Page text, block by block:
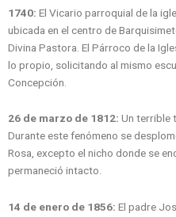
1740: El Vicario parroquial de la
ubicada en el centro de
Divina Pastora. El Párroco de la
lo propio, solicitando al mismo
Concepción.
26 de marzo de 1812: Un terrible
Durante este fenómeno se
Rosa, excepto el nicho donde se
permaneció intacto.
14 de enero de 1856: El padre